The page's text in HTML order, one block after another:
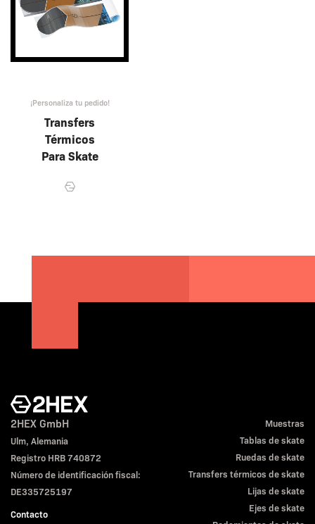
¡Personaliza tu pedido!
Transfers
Térmicos
Para Skate
2HEX GmbH
Ulm, Alemania
Registro HRB 740872
Número de identificación fiscal:
DE335725197
Contacto
Muestras
Tablas de skate
Ruedas de skate
Transfers térmicos de skate
Lijas de skate
Ejes de skate